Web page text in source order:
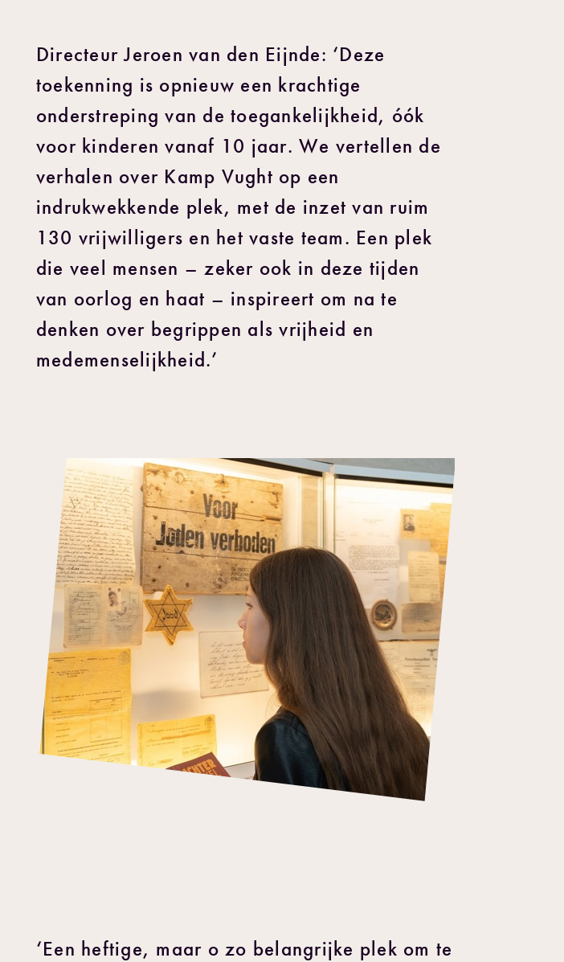
Directeur Jeroen van den Eijnde: ‘Deze
toekenning is opnieuw een krachtige
onderstreping van de toegankelijkheid, óók
voor kinderen vanaf 10 jaar. We vertellen de
verhalen over Kamp Vught op een
indrukwekkende plek, met de inzet van ruim
130 vrijwilligers en het vaste team. Een plek
die veel mensen – zeker ook in deze tijden
van oorlog en haat – inspireert om na te
denken over begrippen als vrijheid en
medemenselijkheid.’
‘Een heftige, maar o zo belangrijke plek om te